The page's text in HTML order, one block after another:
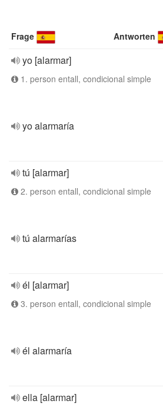
Frage Antworten
yo [alarmar]
1. person entall, condicional simple
yo alarmaría
tú [alarmar]
2. person entall, condicional simple
tú alarmarías
él [alarmar]
3. person entall, condicional simple
él alarmaría
ella [alarmar]